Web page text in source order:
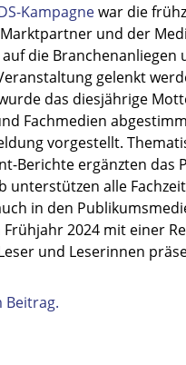
Kampagnewar die
und der
die Branchenanliegen
gelenkt
das diesjährige
Fachmedien
vorgestellt.
Berichte ergänzten das
unterstützen alle
in den
2024 mit einer
und Leserinnen
Beitrag.